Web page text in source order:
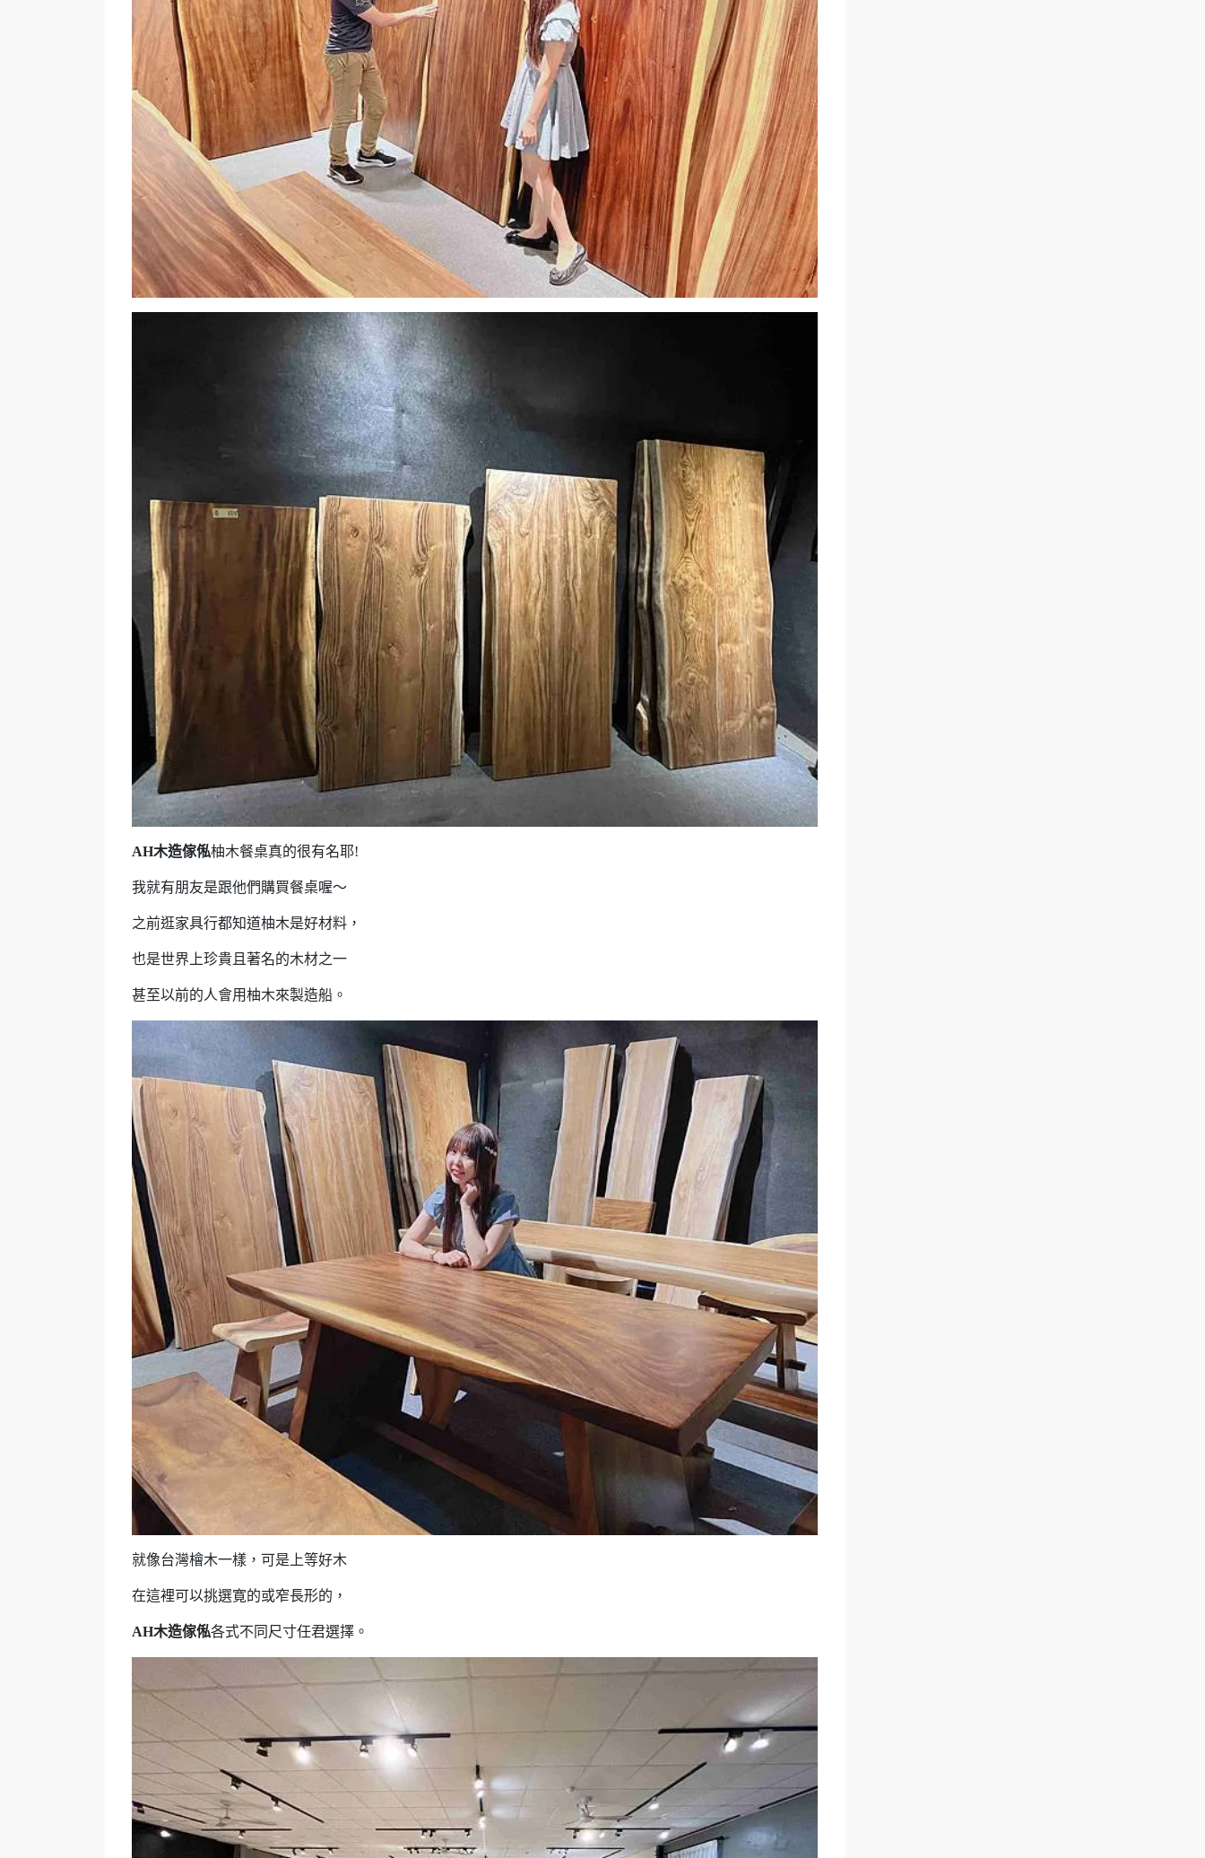
AH木造傢俬柚木餐桌真的很有名耶!
我就有朋友是跟他們購買餐桌喔～
之前逛家具行都知道柚木是好材料，
也是世界上珍貴且著名的木材之一
甚至以前的人會用柚木來製造船。
就像台灣檜木一樣，可是上等好木
在這裡可以挑選寛的或窄長形的，
AH木造傢俬各式不同尺寸任君選擇。